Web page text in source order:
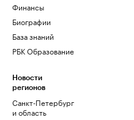
Финансы
Биографии
База знаний
РБК Образование
Новости
регионов
Санкт-Петербург
и область